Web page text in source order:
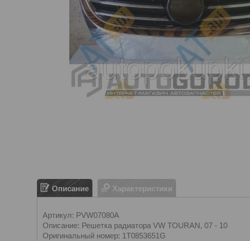
Описание Характеристики
Артикул: PVW07080A
Описание: Решетка радиатора VW TOURAN, 07 - 10
Оригинальный номер: 1T0853651G